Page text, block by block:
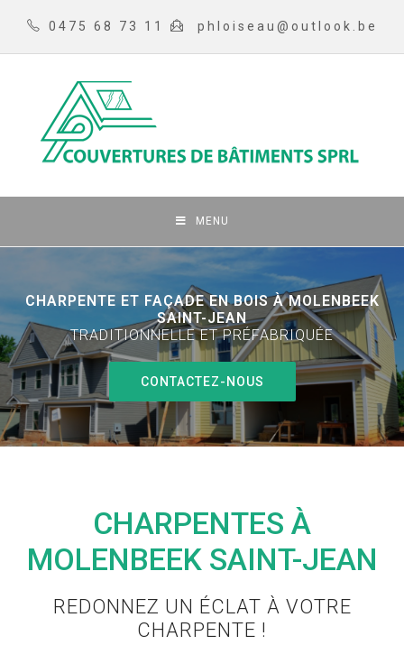
0475 68 73 11 phloiseau@outlook.be
MENU
CHARPENTE ET FAÇADE EN BOIS À MOLENBEEK
SAINT-JEAN
TRADITIONNELLE ET PRÉFABRIQUÉE
CONTACTEZ-NOUS
CHARPENTES À
MOLENBEEK SAINT-JEAN
REDONNEZ UN ÉCLAT À VOTRE
CHARPENTE !